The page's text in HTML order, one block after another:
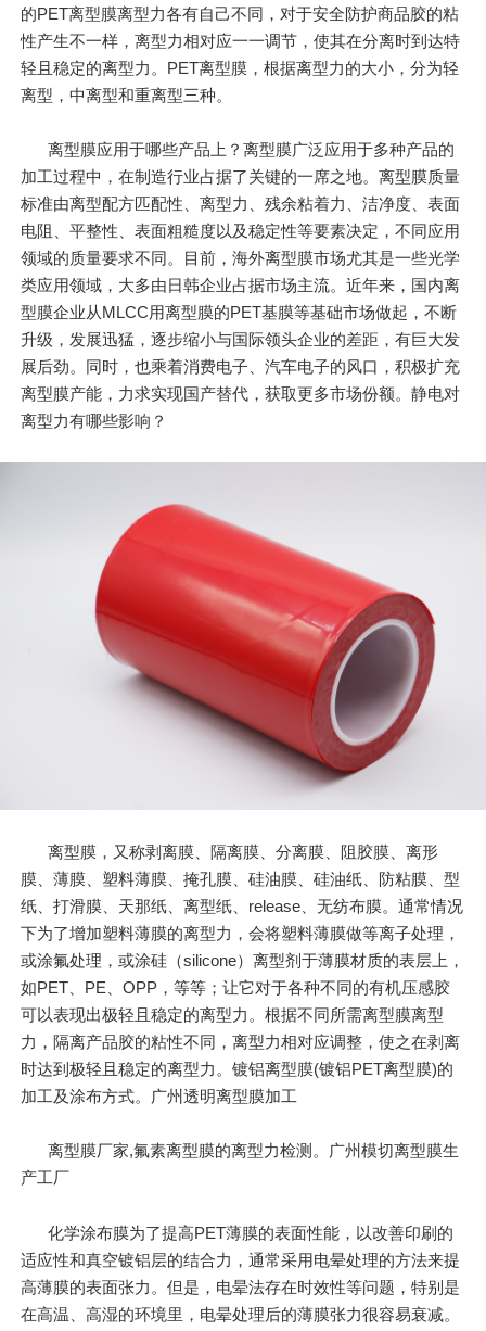
的PET离型膜离型力各有自己不同，对于安全防护商品胶的粘
性产生不一样，离型力相对应一一调节，使其在分离时到达特
轻且稳定的离型力。PET离型膜，根据离型力的大小，分为轻
离型，中离型和重离型三种。
离型膜应用于哪些产品上？离型膜广泛应用于多种产品的
加工过程中，在制造行业占据了关键的一席之地。离型膜质量
标准由离型配方匹配性、离型力、残余粘着力、洁净度、表面
电阻、平整性、表面粗糙度以及稳定性等要素决定，不同应用
领域的质量要求不同。目前，海外离型膜市场尤其是一些光学
类应用领域，大多由日韩企业占据市场主流。近年来，国内离
型膜企业从MLCC用离型膜的PET基膜等基础市场做起，不断
升级，发展迅猛，逐步缩小与国际领头企业的差距，有巨大发
展后劲。同时，也乘着消费电子、汽车电子的风口，积极扩充
离型膜产能，力求实现国产替代，获取更多市场份额。静电对
离型力有哪些影响？
离型膜，又称剥离膜、隔离膜、分离膜、阻胶膜、离形
膜、薄膜、塑料薄膜、掩孔膜、硅油膜、硅油纸、防粘膜、型
纸、打滑膜、天那纸、离型纸、release、无纺布膜。通常情况
下为了增加塑料薄膜的离型力，会将塑料薄膜做等离子处理，
或涂氟处理，或涂硅（silicone）离型剂于薄膜材质的表层上，
如PET、PE、OPP，等等；让它对于各种不同的有机压感胶
可以表现出极轻且稳定的离型力。根据不同所需离型膜离型
力，隔离产品胶的粘性不同，离型力相对应调整，使之在剥离
时达到极轻且稳定的离型力。镀铝离型膜(镀铝PET离型膜)的
加工及涂布方式。广州透明离型膜加工
离型膜厂家,氟素离型膜的离型力检测。广州模切离型膜生
产工厂
化学涂布膜为了提高PET薄膜的表面性能，以改善印刷的
适应性和真空镀铝层的结合力，通常采用电晕处理的方法来提
高薄膜的表面张力。但是，电晕法存在时效性等问题，特别是
在高温、高湿的环境里，电晕处理后的薄膜张力很容易衰减。